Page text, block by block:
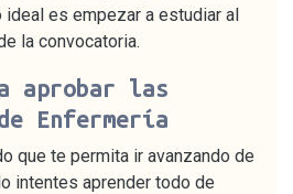
es empezar a estudiar al
la convocatoria.
aprobar las
Enfermería
que te permita ir avanzando de
intentes aprender todo de